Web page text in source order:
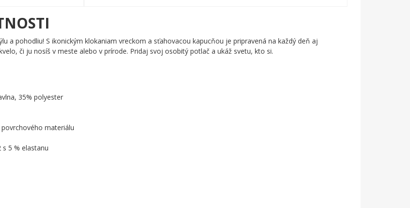
a pohodliu! S ikonickým klokaniam vreckom a sťahovacou kapucňou je pripravená na každý deň aj
či ju nosíš v meste alebo v prírode. Pridaj svoj osobitý potlač a ukáž svetu, kto si.
35% polyester
materiálu
5 % elastanu